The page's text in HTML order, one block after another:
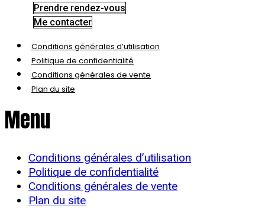
Prendre rendez-vous
Me contacter
Conditions générales d’utilisation
Politique de confidentialité
Conditions générales de vente
Plan du site
Menu
Conditions générales d’utilisation
Politique de confidentialité
Conditions générales de vente
Plan du site